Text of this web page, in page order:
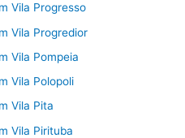
Vila Progresso
Vila Progredior
Vila Pompeia
Vila Polopoli
Vila Pita
Vila Pirituba